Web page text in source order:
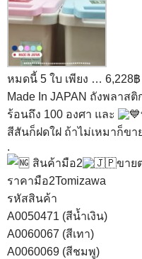
หมดนี้ 5 ใบ เพียง … 6,228
Made In JAPAN ถังพลาส
ร้อนถึง 100 องศา และ
สีสันก็ฝดใฝ ถ้าไม่เหมาก็ขา
.
สินค้ามือ2
ขาย
ราคามือ2Tomizawa
รหัสสินค้า
A0050471 (สีน้ำเงิน)
A0060067 (สีเทา)
A0060069 (สีชมพู)